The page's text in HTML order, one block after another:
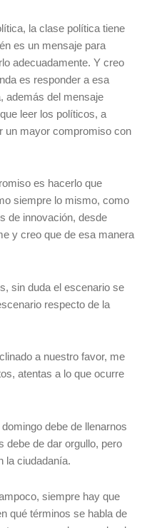
la clase política tiene
es un mensaje para
adecuadamente. Y creo
es responder a esa
además del mensaje
leer los políticos, a
un mayor compromiso con
es hacerlo que
siempre lo mismo, como
de innovación, desde
y creo que de esa manera
sin duda el escenario se
respecto de la
a nuestro favor, me
atentas a lo que ocurre
debe de llenarnos
debe de dar orgullo, pero
la ciudadanía.
siempre hay que
qué términos se habla de